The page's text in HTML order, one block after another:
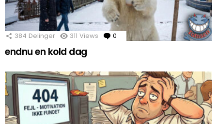
384 Delinger 311 Views 0 Comments
endnu en kold dag